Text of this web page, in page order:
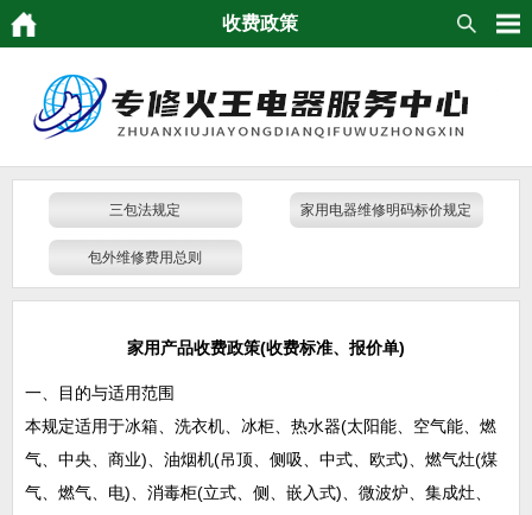
收费政策
三包法规定 家用电器维修明码标价规定
包外维修费用总则
家用产品收费政策(收费标准、报价单)
一、目的与适用范围
本规定适用于冰箱、洗衣机、冰柜、热水器(太阳能、空气能、燃
气、中央、商业)、油烟机(吊顶、侧吸、中式、欧式)、燃气灶(煤
气、燃气、电)、消毒柜(立式、侧、嵌入式)、微波炉、集成灶、